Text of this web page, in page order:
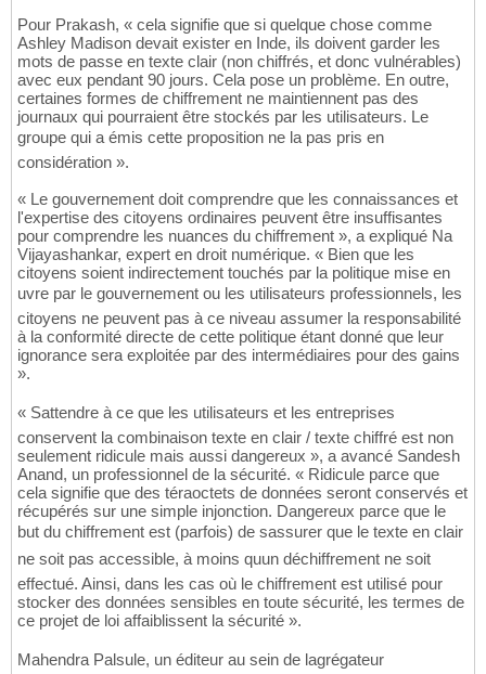
Pour Prakash, « cela signifie que si quelque chose comme
Ashley Madison devait exister en Inde, ils doivent garder les
mots de passe en texte clair (non chiffrés, et donc vulnérables)
avec eux pendant 90 jours. Cela pose un problème. En outre,
certaines formes de chiffrement ne maintiennent pas des
journaux qui pourraient être stockés par les utilisateurs. Le
groupe qui a émis cette proposition ne la pas pris en
considération ».
« Le gouvernement doit comprendre que les connaissances et
l'expertise des citoyens ordinaires peuvent être insuffisantes
pour comprendre les nuances du chiffrement », a expliqué Na
Vijayashankar, expert en droit numérique. « Bien que les
citoyens soient indirectement touchés par la politique mise en
uvre par le gouvernement ou les utilisateurs professionnels, les
citoyens ne peuvent pas à ce niveau assumer la responsabilité
à la conformité directe de cette politique étant donné que leur
ignorance sera exploitée par des intermédiaires pour des gains
».
« Sattendre à ce que les utilisateurs et les entreprises
conservent la combinaison texte en clair / texte chiffré est non
seulement ridicule mais aussi dangereux », a avancé Sandesh
Anand, un professionnel de la sécurité. « Ridicule parce que
cela signifie que des téraoctets de données seront conservés et
récupérés sur une simple injonction. Dangereux parce que le
but du chiffrement est (parfois) de sassurer que le texte en clair
ne soit pas accessible, à moins quun déchiffrement ne soit
effectué. Ainsi, dans les cas où le chiffrement est utilisé pour
stocker des données sensibles en toute sécurité, les termes de
ce projet de loi affaiblissent la sécurité ».
Mahendra Palsule, un éditeur au sein de lagrégateur